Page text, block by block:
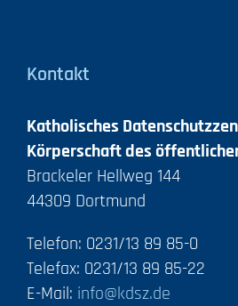
Kontakt
Katholisches
Körperschaft des
Brackeler Hellweg 144
44309 Dortmund
Telefon: 0231/13 89 85-0
Telefax: 0231/13 89 85-22
E-Mail: info@kdsz.de